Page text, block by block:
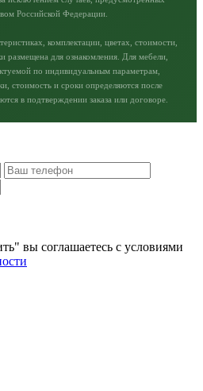
Российской Федерации.
комплектации, цветах, стоимости,
размещена для ознакомления. Для мебели,
по индивидуальным параметрам,
стоимость и сроки определяются после
в подтверждении заказа или договоре.
вы соглашаетесь с условиями